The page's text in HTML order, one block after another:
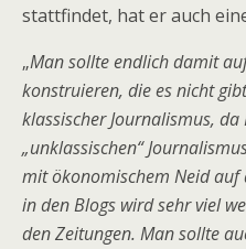
stattfindet, hat er auch
„Man sollte endlich damit
konstruieren, die es nicht
klassischer Journalismus,
„unklassischen“
mit ökonomischem Neid auf
in den Blogs wird sehr viel
den Zeitungen. Man sollte